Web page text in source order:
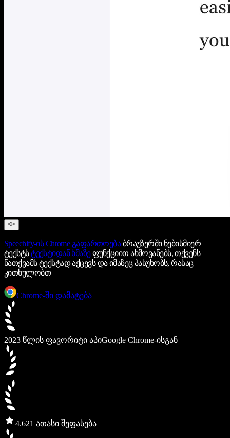
Speechify-ის Chrome გაფართოებაბრაუზერში ნებისმიერ
ტექსტსტექსტიდან ხმაზეფუნქციით ახმოვანებს, თქვენს
ნათქვამს ტექსტად აქცევს და იმაზეც პასუხობს, რასაც
კითხულობთ
Chrome-ში დამატება
2023 წლის ფავორიტი აპიGoogle Chrome-ისგან
4.621 ათასი შეფასება